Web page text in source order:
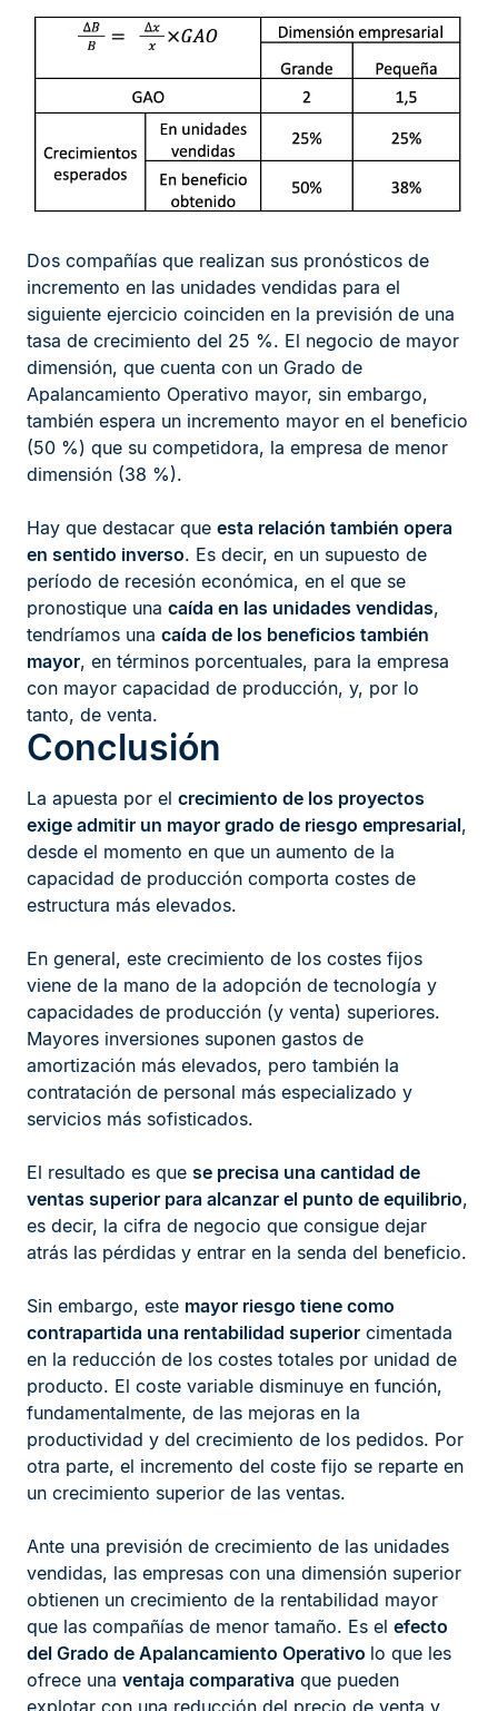
Dos compañías que realizan sus pronósticos de
incremento en las unidades vendidas para el
siguiente ejercicio coinciden en la previsión de una
tasa de crecimiento del 25 %. El negocio de mayor
dimensión, que cuenta con un Grado de
Apalancamiento Operativo mayor, sin embargo,
también espera un incremento mayor en el beneficio
(50 %) que su competidora, la empresa de menor
dimensión (38 %).
Hay que destacar que esta relación también opera
en sentido inverso. Es decir, en un supuesto de
período de recesión económica, en el que se
pronostique una caída en las unidades vendidas,
tendríamos una caída de los beneficios también
mayor, en términos porcentuales, para la empresa
con mayor capacidad de producción, y, por lo
tanto, de venta.
Conclusión
La apuesta por el crecimiento de los proyectos
exige admitir un mayor grado de riesgo empresarial,
desde el momento en que un aumento de la
capacidad de producción comporta costes de
estructura más elevados.
En general, este crecimiento de los costes fijos
viene de la mano de la adopción de tecnología y
capacidades de producción (y venta) superiores.
Mayores inversiones suponen gastos de
amortización más elevados, pero también la
contratación de personal más especializado y
servicios más sofisticados.
El resultado es que se precisa una cantidad de
ventas superior para alcanzar el punto de equilibrio,
es decir, la cifra de negocio que consigue dejar
atrás las pérdidas y entrar en la senda del beneficio.
Sin embargo, este mayor riesgo tiene como
contrapartida una rentabilidad superior cimentada
en la reducción de los costes totales por unidad de
producto. El coste variable disminuye en función,
fundamentalmente, de las mejoras en la
productividad y del crecimiento de los pedidos. Por
otra parte, el incremento del coste fijo se reparte en
un crecimiento superior de las ventas.
Ante una previsión de crecimiento de las unidades
vendidas, las empresas con una dimensión superior
obtienen un crecimiento de la rentabilidad mayor
que las compañías de menor tamaño. Es el efecto
del Grado de Apalancamiento Operativo lo que les
ofrece una ventaja comparativa que pueden
explotar con una reducción del precio de venta y